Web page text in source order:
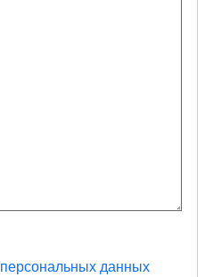
персональных данных